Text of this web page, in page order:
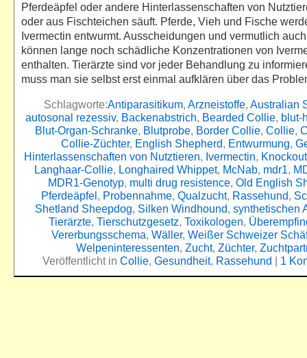
Pferdeäpfel oder andere Hinterlassenschaften von
oder aus Fischteichen säuft. Pferde, Vieh und Fische
Ivermectin entwurmt. Ausscheidungen und vermutlich
können lange noch schädliche Konzentrationen von
enthalten. Tierärzte sind vor jeder Behandlung zu
muss man sie selbst erst einmal aufklären über das
Schlagworte:Antiparasitikum, Arzneistoffe, Australian
autosonal rezessiv, Backenabstrich, Bearded Collie, blut-
Blut-Organ-Schranke, Blutprobe, Border Collie, Collie,
Collie-Züchter, English Shepherd, Entwurmung,
Hinterlassenschaften von Nutztieren, Ivermectin,
Langhaar-Collie, Longhaired Whippet, McNab, mdr1,
MDR1-Genotyp, multi drug resistence, Old English
Pferdeäpfel, Probennahme, Qualzucht, Rassehund,
Shetland Sheepdog, Silken Windhound, synthetischen
Tierärzte, Tierschutzgesetz, Toxikologen,
Vererbungsschema, Wäller, Weißer Schweizer
Welpeninteressenten, Zucht, Züchter,
Veröffentlicht in Collie, Gesundheit, Rassehund | 1